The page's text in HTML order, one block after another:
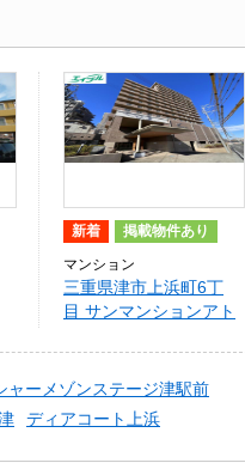
新着 掲載物件あり
マンション
三重県津市上浜町6丁
目 サンマンションアト
ャーメゾンステージ津駅前
ディアコート上浜